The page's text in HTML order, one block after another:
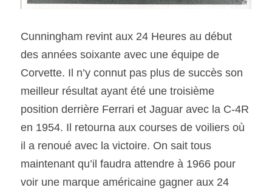
Cunningham revint aux 24 Heures au début
des années soixante avec une équipe de
Corvette. Il n’y connut pas plus de succès son
meilleur résultat ayant été une troisième
position derrière Ferrari et Jaguar avec la C-4R
en 1954. Il retourna aux courses de voiliers où
il a renoué avec la victoire. On sait tous
maintenant qu’il faudra attendre à 1966 pour
voir une marque américaine gagner aux 24